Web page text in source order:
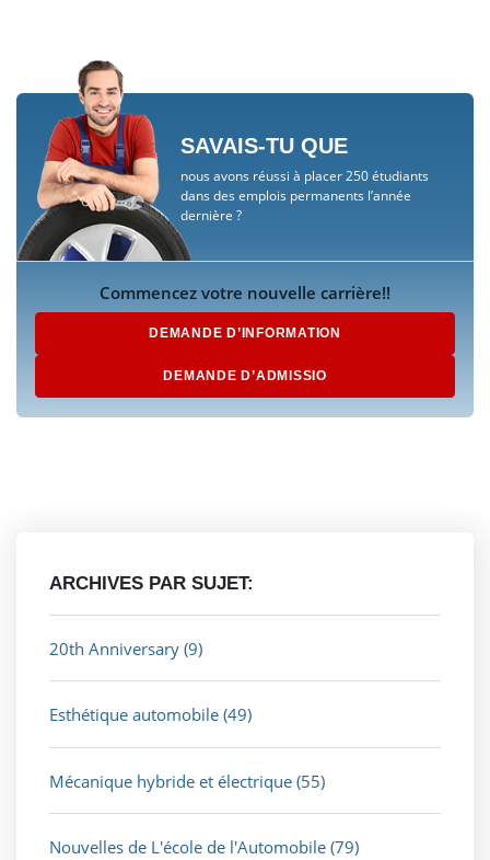
SAVAIS-TU QUE
nous avons réussi à placer 250 étudiants
dans des emplois permanents l’année
dernière ?
Commencez votre nouvelle carrière!!
DEMANDE D’INFORMATION
DEMANDE D’ADMISSIO
ARCHIVES PAR SUJET:
20th Anniversary (9)
Esthétique automobile (49)
Mécanique hybride et électrique (55)
Nouvelles de L'école de l'Automobile (79)